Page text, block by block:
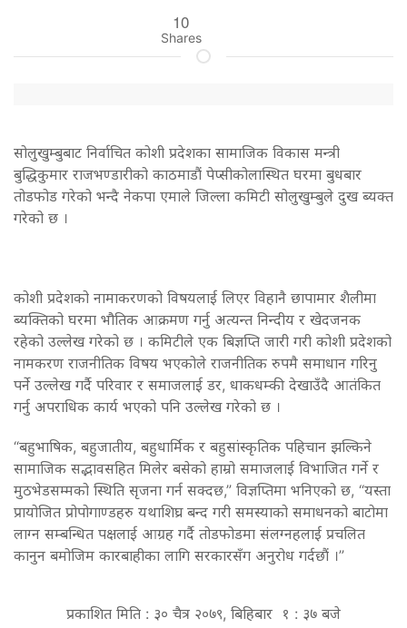
10
Shares
सोलुखुम्बुबाट निर्वाचित कोशी प्रदेशका सामाजिक विकास मन्त्री
बुद्धिकुमार राजभण्डारीको काठमाडौं पेप्सीकोलास्थित घरमा बुधबार
तोडफोड गरेको भन्दै नेकपा एमाले जिल्ला कमिटी सोलुखुम्बुले दुख ब्यक्त
गरेको छ ।
कोशी प्रदेशको नामाकरणको विषयलाई लिएर विहानै छापामार शैलीमा
ब्यक्तिको घरमा भौतिक आक्रमण गर्नु अत्यन्त निन्दीय र खेदजनक
रहेको उल्लेख गरेको छ । कमिटीले एक बिज्ञप्ति जारी गरी कोशी प्रदेशको
नामकरण राजनीतिक विषय भएकोले राजनीतिक रुपमै समाधान गरिनु
पर्ने उल्लेख गर्दै परिवार र समाजलाई डर, धाकधम्की देखाउँदै आतंकित
गर्नु अपराधिक कार्य भएको पनि उल्लेख गरेको छ ।
“बहुभाषिक, बहुजातीय, बहुधार्मिक र बहुसांस्कृतिक पहिचान झल्किने
सामाजिक सद्भावसहित मिलेर बसेको हाम्रो समाजलाई विभाजित गर्ने र
मुठभेडसम्मको स्थिति सृजना गर्न सक्दछ,” विज्ञप्तिमा भनिएको छ, “यस्ता
प्रायोजित प्रोपोगाण्डहरु यथाशिघ्र बन्द गरी समस्याको समाधनको बाटोमा
लाग्न सम्बन्धित पक्षलाई आग्रह गर्दै तोडफोडमा संलग्नहलाई प्रचलित
कानुन बमोजिम कारबाहीका लागि सरकारसँग अनुरोध गर्दछौं ।”
प्रकाशित मिति : ३० चैत्र २०७९, बिहिबार १ : ३७ बजे